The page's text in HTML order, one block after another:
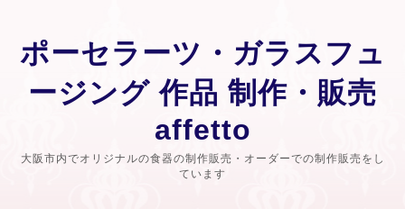
ポーセラーツ・ガラスフュ
ージング 作品 制作・販売
affetto
大阪市内でオリジナルの食器の制作販売・オーダーでの制作販売をし
ています